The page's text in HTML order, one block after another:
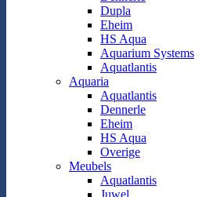
Dupla
Eheim
HS Aqua
Aquarium Systems
Aquatlantis
Aquaria
Aquatlantis
Dennerle
Eheim
HS Aqua
Overige
Meubels
Aquatlantis